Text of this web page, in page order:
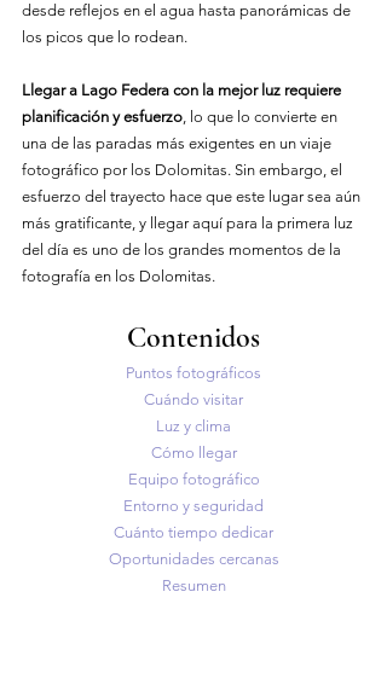
desde reflejos en el agua hasta panorámicas de
los picos que lo rodean.
Llegar a Lago Federa con la mejor luz requiere
planificación y esfuerzo, lo que lo convierte en
una de las paradas más exigentes en un viaje
fotográfico por los Dolomitas. Sin embargo, el
esfuerzo del trayecto hace que este lugar sea aún
más gratificante, y llegar aquí para la primera luz
del día es uno de los grandes momentos de la
fotografía en los Dolomitas.
Contenidos
Puntos fotográficos
Cuándo visitar
Luz y clima
Cómo llegar
Equipo fotográfico
Entorno y seguridad
Cuánto tiempo dedicar
Oportunidades cercanas
Resumen